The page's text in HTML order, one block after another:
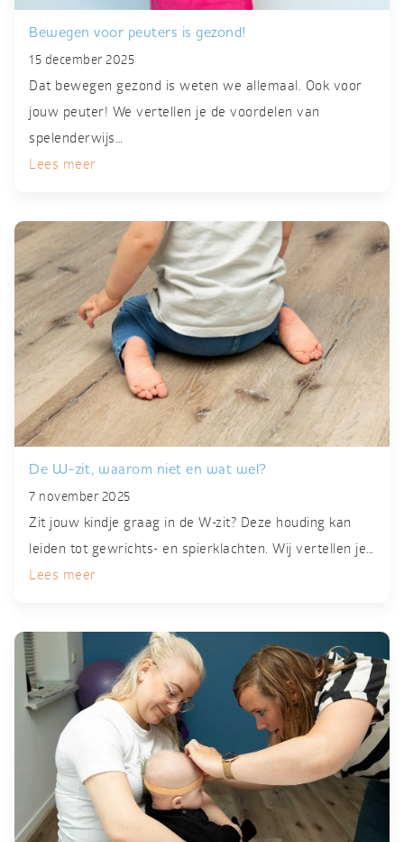
Bewegen voor peuters is gezond!
15 december 2025
Dat bewegen gezond is weten we allemaal. Ook voor
jouw peuter! We vertellen je de voordelen van
spelenderwijs…
Lees meer
De W-zit, waarom niet en wat wel?
7 november 2025
Zit jouw kindje graag in de W-zit? Deze houding kan
leiden tot gewrichts- en spierklachten. Wij vertellen je…
Lees meer